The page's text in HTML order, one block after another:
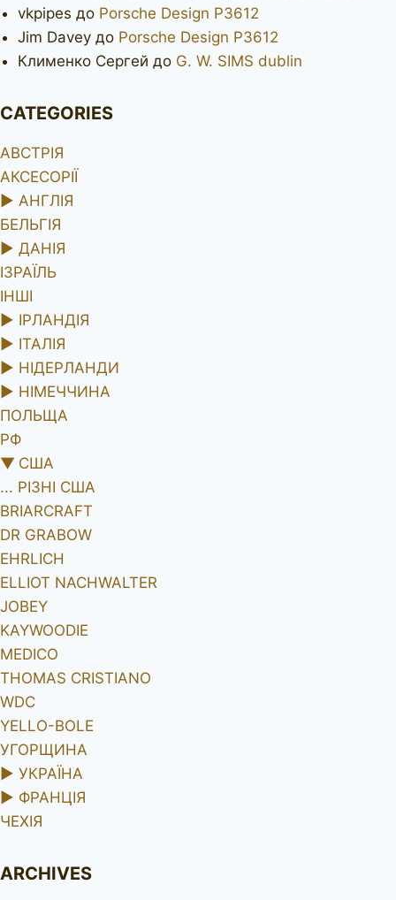
vkpipes до Porsche Design P3612
Jim Davey до Porsche Design P3612
Клименко Сергей до G. W. SIMS dublin
CATEGORIES
АВСТРІЯ
АКСЕСОРІЇ
► АНГЛІЯ
БЕЛЬГІЯ
► ДАНІЯ
ІЗРАЇЛЬ
ІНШІ
► ІРЛАНДІЯ
► ІТАЛІЯ
► НІДЕРЛАНДИ
► НІМЕЧЧИНА
ПОЛЬЩА
РФ
▼ США
... РІЗНІ США
BRIARCRAFT
DR GRABOW
EHRLICH
ELLIOT NACHWALTER
JOBEY
KAYWOODIE
MEDICO
THOMAS CRISTIANO
WDC
YELLO-BOLE
УГОРЩИНА
► УКРАЇНА
► ФРАНЦІЯ
ЧЕХІЯ
ARCHIVES